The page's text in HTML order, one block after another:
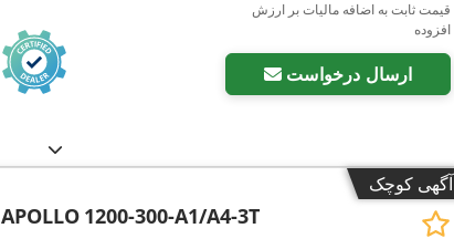
قیمت ثابت به اضافه مالیات بر ارزش
افزوده
ارسال درخواست
آگهی کوچک
APOLLO 1200-300-A1/A4-3T